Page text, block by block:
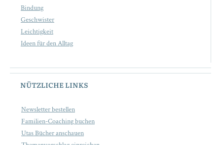
Bindung
Geschwister
Leichtigkeit
Ideen für den Alltag
NÜTZLICHE LINKS
Newsletter bestellen
Familien-Coaching buchen
Utas Bücher anschauen